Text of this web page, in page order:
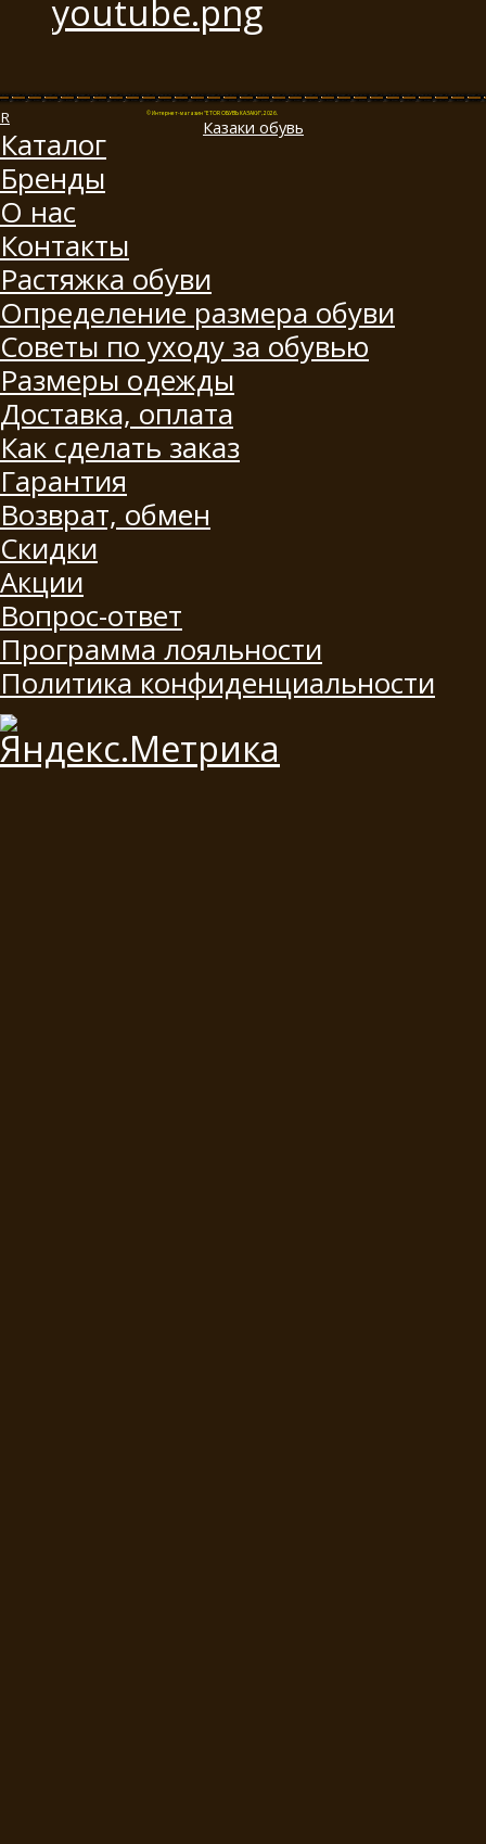
© Интернет-магазин "ETOR ОБУВЬ КАЗАКИ", 2026.
Казаки обувь
Каталог
Бренды
О нас
Контакты
Растяжка обуви
Определение размера обуви
Советы по уходу за обувью
Размеры одежды
Доставка, оплата
Как сделать заказ
Гарантия
Возврат, обмен
Скидки
Акции
Вопрос-ответ
Программа лояльности
Политика конфиденциальности